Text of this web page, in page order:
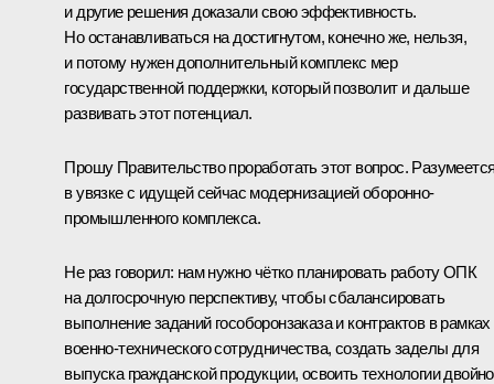
и другие решения доказали свою эффективность.
Но останавливаться на достигнутом, конечно же, нельзя,
и потому нужен дополнительный комплекс мер
государственной поддержки, который позволит и дальше
развивать этот потенциал.
Прошу Правительство проработать этот вопрос.
в увязке с идущей сейчас модернизацией оборонно-
промышленного комплекса.
Не раз говорил: нам нужно чётко планировать работу ОПК
на долгосрочную перспективу, чтобы сбалансировать
выполнение заданий гособоронзаказа и контрактов в рамках
военно-технического сотрудничества, создать заделы для
выпуска гражданской продукции, освоить технологии